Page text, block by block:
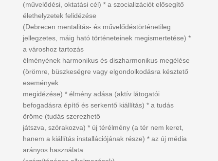
(művelődési, oktatási cél) * a szocializációt elősegítő
élethelyzetek felidézése
(Debrecen mentalitás- és művelődéstörténetileg
jellegzetes, máig ható történeteinek megismertetése) *
a városhoz tartozás
élményének harmonikus és diszharmonikus megélése
(örömre, büszkeségre vagy elgondolkodásra késztető
események
megidézése) * élmény adása (aktív látogatói
befogadásra építő és serkentő kiállítás) * a tudás
öröme (tudás szerezhető
játszva, szórakozva) * új térélmény (a tér nem keret,
hanem a kiállítás installációjának része) * az új média
arányos használata